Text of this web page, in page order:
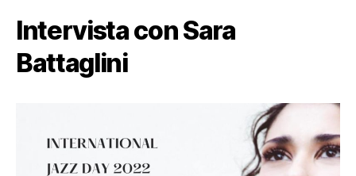
Intervista con Sara
Battaglini